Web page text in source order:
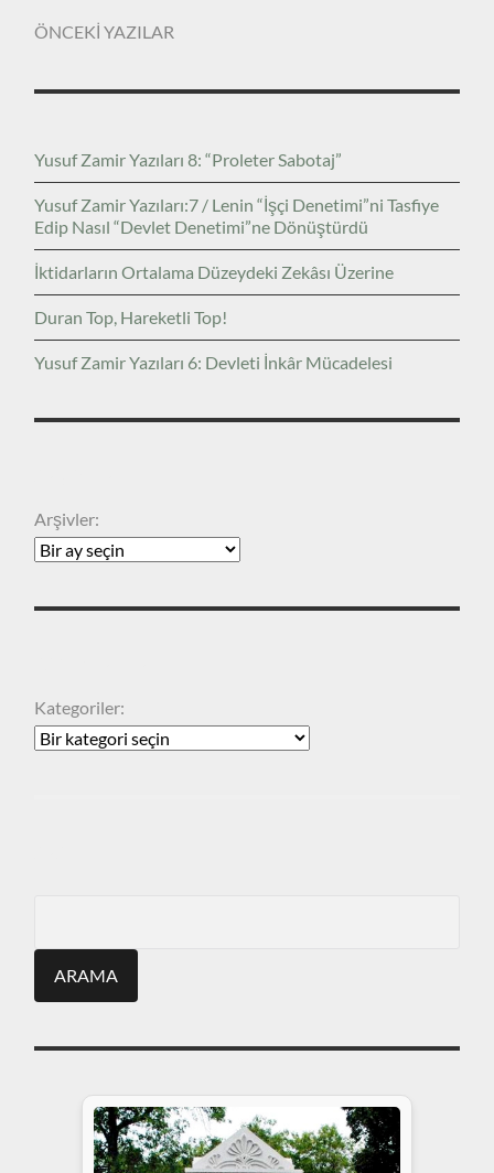
ÖNCEKİ YAZILAR
Yusuf Zamir Yazıları 8: “Proleter Sabotaj”
Yusuf Zamir Yazıları:7 / Lenin “İşçi Denetimi”ni Tasfiye
Edip Nasıl “Devlet Denetimi”ne Dönüştürdü
İktidarların Ortalama Düzeydeki Zekâsı Üzerine
Duran Top, Hareketli Top!
Yusuf Zamir Yazıları 6: Devleti İnkâr Mücadelesi
Arşivler:
Kategoriler: